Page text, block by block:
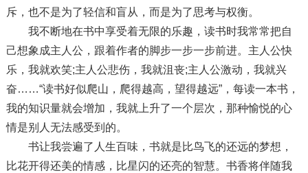
斥，也不是为了轻信和盲从，而是为了思考与权衡。
我不断地在书中享受着无限的乐趣，读书时我常常把自
己想象成主人公，跟着作者的脚步一步一步前进。主人公快
乐，我就欢笑;主人公悲伤，我就沮丧;主人公激动，我就兴
奋……“读书好似爬山，爬得越高，望得越远”，每读一本书，
我的知识量就会增加，我就上升了一个层次，那种愉悦的心
情是别人无法感受到的。
书让我尝遍了人生百味，书就是比鸟飞的还远的梦想，
比花开得还美的情感，比星闪的还亮的智慧。书香将伴随我